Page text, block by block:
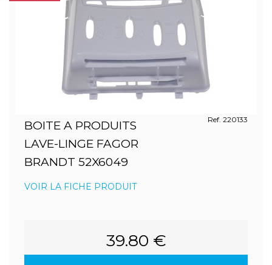
BOITE A PRODUITS
LAVE-LINGE FAGOR
BRANDT 52X6049
Ref. 220133
VOIR LA FICHE PRODUIT
39.80 €